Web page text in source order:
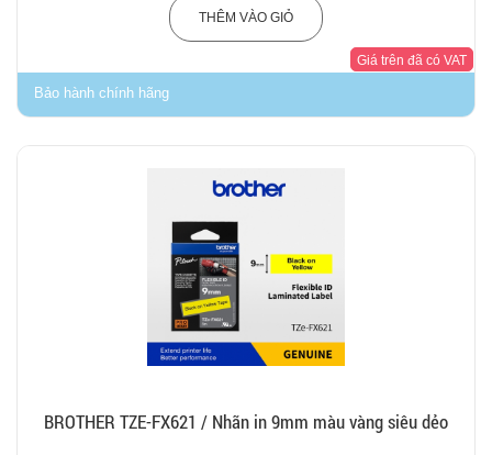
THÊM VÀO GIỎ
Bảo hành chính hãng
Giá trên đã có VAT
BROTHER TZE-FX621 / Nhãn in 9mm màu vàng siêu dẻo